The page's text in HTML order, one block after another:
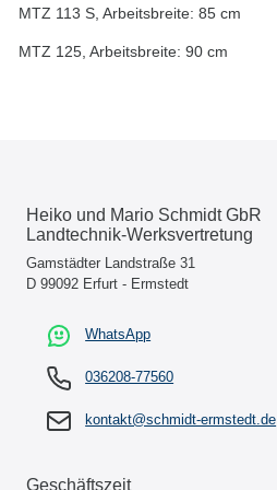
MTZ 113 S, Arbeitsbreite: 85 cm
MTZ 125, Arbeitsbreite: 90 cm
Heiko und Mario Schmidt GbR
Landtechnik-Werksvertretung
Gamstädter Landstraße 31
D 99092 Erfurt - Ermstedt
WhatsApp
036208-77560
kontakt@schmidt-ermstedt.de
Geschäftszeit